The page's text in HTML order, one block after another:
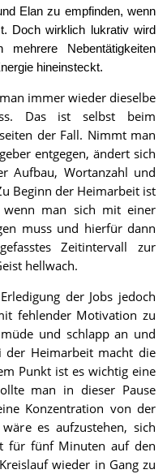
Elan zu empfinden, wenn
Doch wirklich lukrativ wird
Nebentätigkeiten
hineinsteckt.
immer wieder dieselbe
Das ist selbst beim
der Fall. Nimmt man
entgegen, ändert sich
Aufbau, Wortanzahl und
Beginn der Heimarbeit ist
man sich mit einer
muss und hierfür dann
Zeitintervall zur
hellwach.
der Jobs jedoch
fehlender Motivation zu
und schlapp an und
der Heimarbeit macht die
Punkt ist es wichtig eine
man in dieser Pause
Konzentration von der
es aufzustehen, sich
für fünf Minuten auf den
wieder in Gang zu